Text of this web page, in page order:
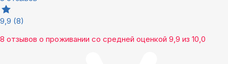
9,9 (8)
8 отзывов о проживании со средней оценкой 9,9 из 10,0